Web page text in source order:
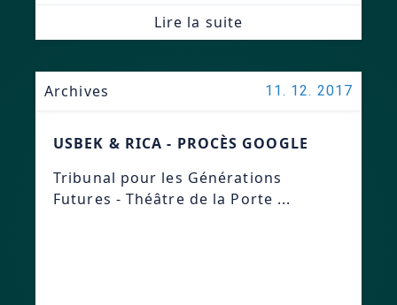
Lire la suite
Archives 11. 12. 2017
USBEK & RICA - PROCÈS GOOGLE
Tribunal pour les Générations
Futures - Théâtre de la Porte ...